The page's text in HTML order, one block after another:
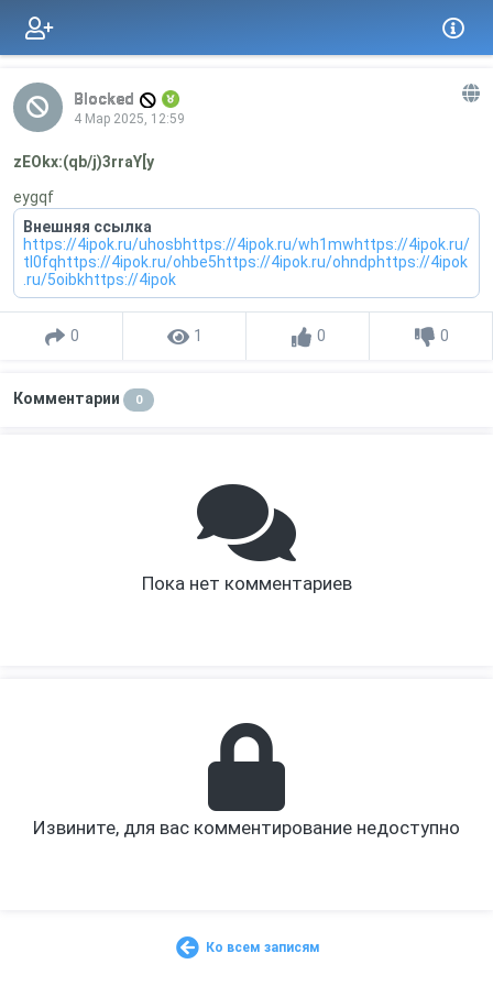
Blocked
4 Мар 2025, 12:59
zEOkx:(qb/j)3rraY[y
eygqf
Внешняя ссылка
https://4ipok.ru/uhosbhttps://4ipok.ru/wh1mwhttps://4ipok.ru/
tl0fqhttps://4ipok.ru/ohbe5https://4ipok.ru/ohndphttps://4ipok
.ru/5oibkhttps://4ipok
0 1 0 0
Комментарии 0
Пока нет комментариев
Извините, для вас комментирование недоступно
Ко всем записям